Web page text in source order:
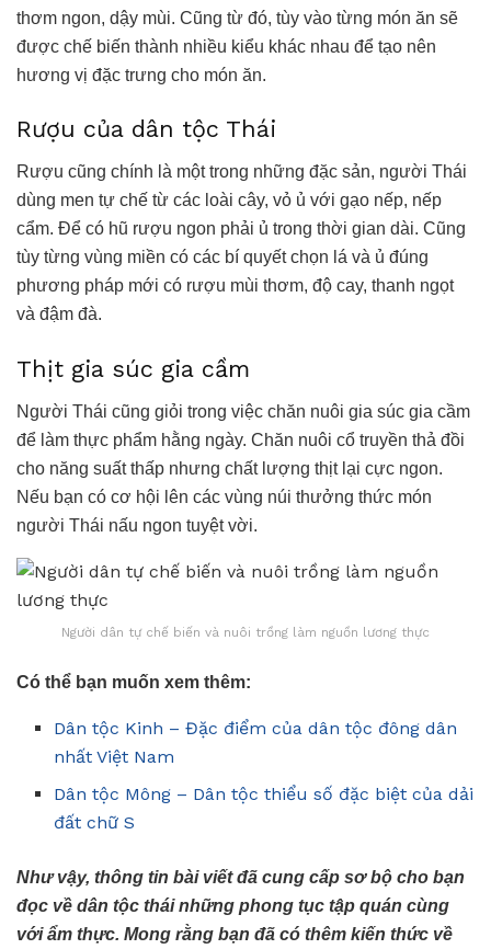
thơm ngon, dậy mùi. Cũng từ đó, tùy vào từng món ăn sẽ
được chế biến thành nhiều kiểu khác nhau để tạo nên
hương vị đặc trưng cho món ăn.
Rượu của dân tộc Thái
Rượu cũng chính là một trong những đặc sản, người Thái
dùng men tự chế từ các loài cây, vỏ ủ với gạo nếp, nếp
cẩm. Để có hũ rượu ngon phải ủ trong thời gian dài. Cũng
tùy từng vùng miền có các bí quyết chọn lá và ủ đúng
phương pháp mới có rượu mùi thơm, độ cay, thanh ngọt
và đậm đà.
Thịt gia súc gia cầm
Người Thái cũng giỏi trong việc chăn nuôi gia súc gia cầm
để làm thực phẩm hằng ngày. Chăn nuôi cổ truyền thả đồi
cho năng suất thấp nhưng chất lượng thịt lại cực ngon.
Nếu bạn có cơ hội lên các vùng núi thưởng thức món
người Thái nấu ngon tuyệt vời.
Người dân tự chế biến và nuôi trồng làm nguồn lương thực
Có thể bạn muốn xem thêm:
Dân tộc Kinh – Đặc điểm của dân tộc đông dân
nhất Việt Nam
Dân tộc Mông – Dân tộc thiểu số đặc biệt của dải
đất chữ S
Như vậy, thông tin bài viết đã cung cấp sơ bộ cho bạn
đọc về dân tộc thái những phong tục tập quán cùng
với ẩm thực. Mong rằng bạn đã có thêm kiến thức về